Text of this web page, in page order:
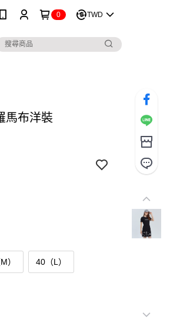
0 TWD
馬布洋裝
） 40（L）